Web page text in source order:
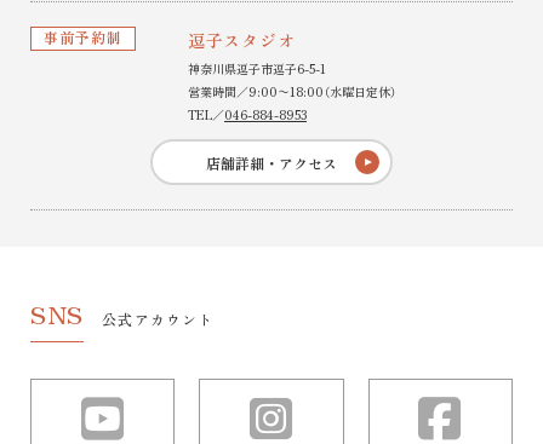
事前予約制 逗子スタジオ
神奈川県逗子市逗子6-5-1
営業時間／9:00〜18:00（水曜日定休）
TEL／046-884-8953
店舗詳細・アクセス
SNS 公式アカウント